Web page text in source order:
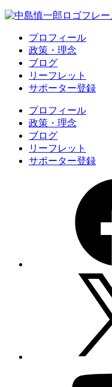
プロフィール
政策・理念
ブログ
リーフレット
サポーター登録
プロフィール
政策・理念
ブログ
リーフレット
サポーター登録